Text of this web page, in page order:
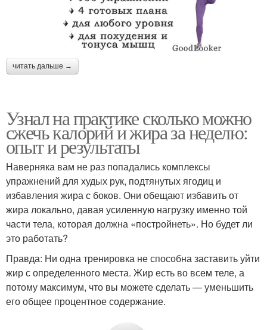
читать дальше →
Узнал на практике сколько можно
сжечь калорий и жира за неделю:
опыт и результаты
Наверняка вам не раз попадались комплексы
упражнений для худых рук, подтянутых ягодиц и
избавления жира с боков. Они обещают избавить от
жира локально, давая усиленную нагрузку именно той
части тела, которая должна «постройнеть». Но будет ли
это работать?
Правда: Ни одна тренировка не способна заставить уйти
жир с определенного места. Жир есть во всем теле, а
потому максимум, что вы можете сделать — уменьшить
его общее процентное содержание.